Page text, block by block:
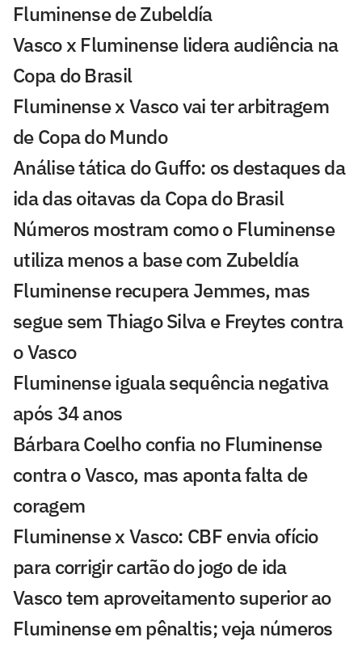
Fluminense de Zubeldía
Vasco x Fluminense lidera audiência na
Copa do Brasil
Fluminense x Vasco vai ter arbitragem
de Copa do Mundo
Análise tática do Guffo: os destaques da
ida das oitavas da Copa do Brasil
Números mostram como o Fluminense
utiliza menos a base com Zubeldía
Fluminense recupera Jemmes, mas
segue sem Thiago Silva e Freytes contra
o Vasco
Fluminense iguala sequência negativa
após 34 anos
Bárbara Coelho confia no Fluminense
contra o Vasco, mas aponta falta de
coragem
Fluminense x Vasco: CBF envia ofício
para corrigir cartão do jogo de ida
Vasco tem aproveitamento superior ao
Fluminense em pênaltis; veja números